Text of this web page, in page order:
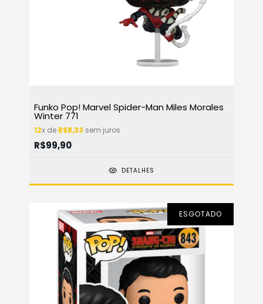
Funko Pop! Marvel Spider-Man Miles Morales
Winter 771
12x de R$8,33 sem juros
R$99,90
DETALHES
ESGOTADO